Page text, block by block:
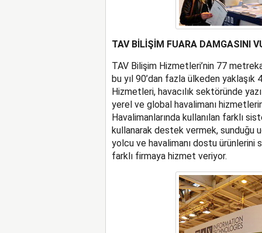
TAV BİLİŞİM FUARA DAMGASINI
TAV Bilişim Hizmetleri’nin 77
bu yıl 90’dan fazla ülkeden
Hizmetleri, havacılık sektöründe
yerel ve global havalimanı
Havalimanlarında kullanılan farklı
kullanarak destek vermek, sunduğu
yolcu ve havalimanı dostu ürünlerini
farklı firmaya hizmet veriyor.